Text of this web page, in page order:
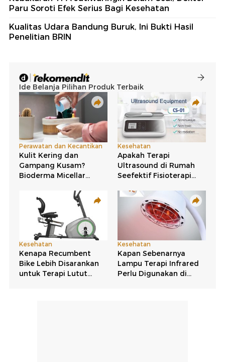
Paru Soroti Efek Serius Bagi Kesehatan
Kualitas Udara Bandung Buruk, Ini Bukti Hasil
Penelitian BRIN